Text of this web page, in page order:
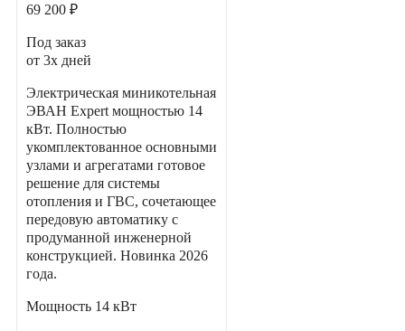
69 200 ₽
Под заказ
от 3х дней
Электрическая миникотельная
ЭВАН Expert мощностью 14
кВт. Полностью
укомплектованное основными
узлами и агрегатами готовое
решение для системы
отопления и ГВС, сочетающее
передовую автоматику с
продуманной инженерной
конструкцией. Новинка 2026
года.
Мощность 14 кВт